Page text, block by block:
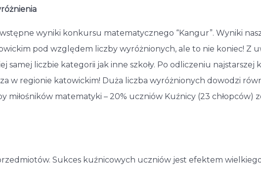
wyniki konkursu matematycznego “Kangur”. Wyniki
pod względem liczby wyróżnionych, ale to nie koniec! Z
samej liczbie kategorii jak inne szkoły. Po odliczeniu najstarszej
w regionie katowickim! Duża liczba wyróżnionych dowodzi
miłośników matematyki – 20% uczniów Kuźnicy (23 chłopców)
Sukces kuźnicowych uczniów jest efektem